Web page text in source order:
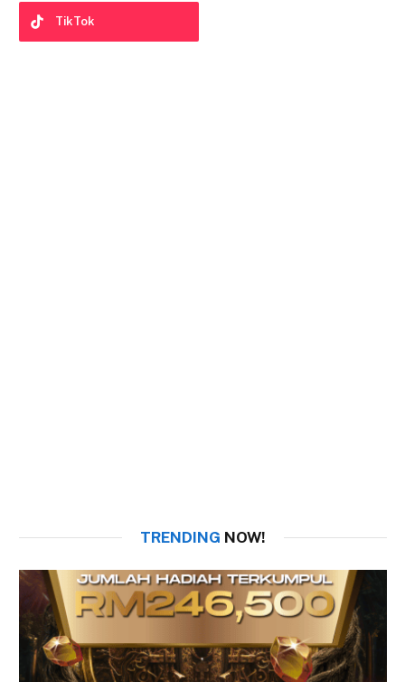
TikTok
TRENDING NOW!